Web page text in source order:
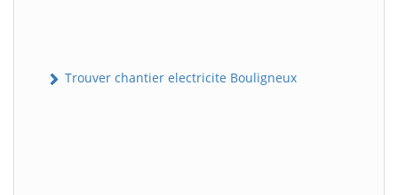
Trouver chantier electricite Bouligneux